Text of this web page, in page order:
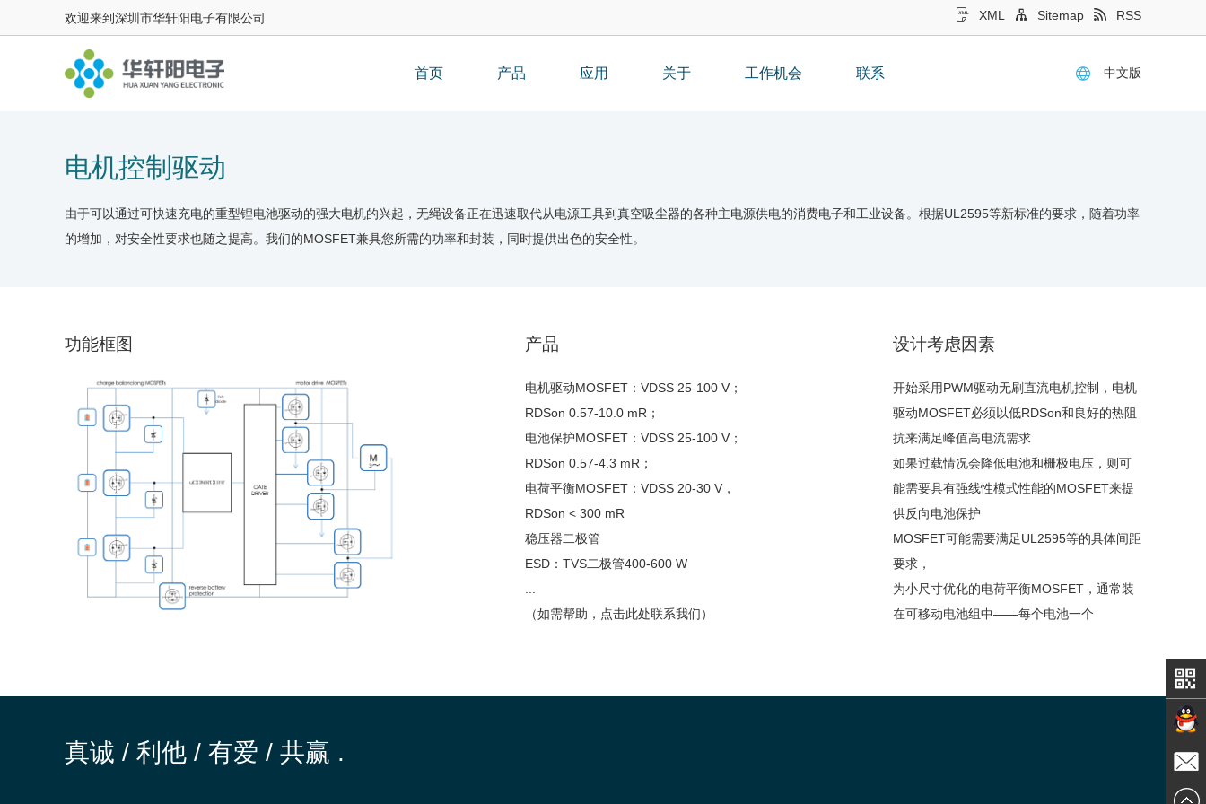
欢迎来到深圳市华轩阳电子有限公司 XML Sitemap RSS
首页 产品 应用 关于 工作机会 联系 中文版
电机控制驱动
由于可以通过可快速充电的重型锂电池驱动的强大电机的兴起，无绳设备正在迅速取代从电源工具到真空吸尘器的各种主电源供电的消费电子和工业设备。根据UL2595等新标准的要求，随着功率
的增加，对安全性要求也随之提高。我们的MOSFET兼具您所需的功率和封装，同时提供出色的安全性。
功能框图 产品
电机驱动MOSFET：VDSS 25-100 V；
RDSon 0.57-10.0 mR；
电池保护MOSFET：VDSS 25-100 V；
RDSon 0.57-4.3 mR；
电荷平衡MOSFET：VDSS 20-30 V，
RDSon < 300 mR
稳压器二极管
ESD：TVS二极管400-600 W
（如需帮助，点击此处联系我们）
设计考虑因素
开始采用PWM驱动无刷直流电机控制，电机
驱动MOSFET必须以低RDSon和良好的热阻
抗来满足峰值高电流需求
如果过载情况会降低电池和栅极电压，则可
能需要具有强线性模式性能的MOSFET来提
供反向电池保护
MOSFET可能需要满足UL2595等的具体间距
要求，
为小尺寸优化的电荷平衡MOSFET，通常装
在可移动电池组中——每个电池一个
真诚 / 利他 / 有爱 / 共赢 . 在线交